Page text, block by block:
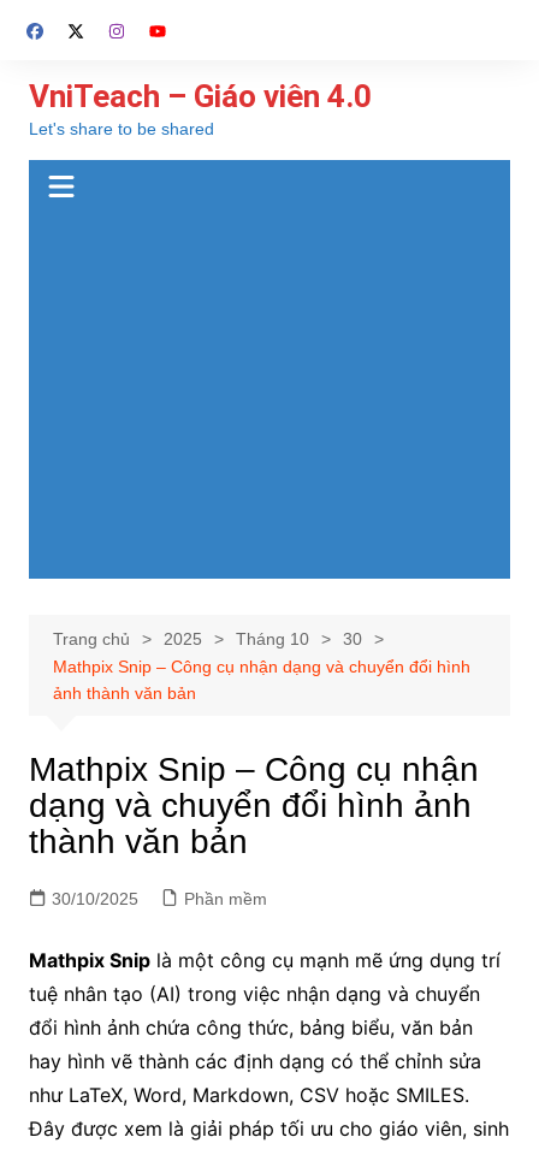
đến
dung
VniTeach – Giáo viên 4.0
Let's share to be shared
Trang chủ 2025 Tháng 10
30
Mathpix Snip – Công cụ nhận dạng và chuyển đổi hình
ảnh thành văn bản
Mathpix Snip – Công cụ nhận
dạng và chuyển đổi hình ảnh
thành văn bản
30/10/2025 Phần mềm
Mathpix Sniplà một công cụ mạnh mẽ ứng dụng trí
tuệ nhân tạo (AI) trong việc nhận dạng và chuyển
đổi hình ảnh chứa công thức, bảng biểu, văn bản
hay hình vẽ thành các định dạng có thể chỉnh sửa
như LaTeX, Word, Markdown, CSV hoặc SMILES.
Đây được xem là giải pháp tối ưu cho giáo viên, sinh